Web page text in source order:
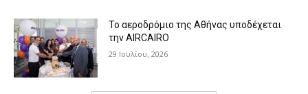
Το αεροδρόμιο της Αθήνας υποδέχεται
την AIRCAIRO
29 Ιουλίου, 2026